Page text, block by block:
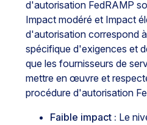
d'autorisation FedRAMP
Impact modéré et Impact
d'autorisation correspond
spécifique d'exigences et
que les fournisseurs de
mettre en œuvre et
procédure d'autorisation
Faible impact : Le